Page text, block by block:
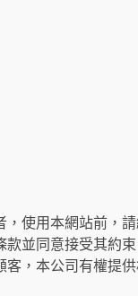
，使用本網站前，
並同意接受其約束
，本公司有權提供